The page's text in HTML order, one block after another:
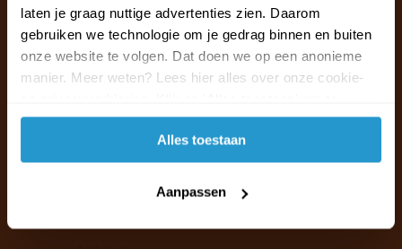
laten je graag nuttige advertenties zien. Daarom
gebruiken we technologie om je gedrag binnen en buiten
onze website te volgen. Dat doen we op een anonieme
manier. Meer weten? Lees hier alles over onze cookie-
accepteren.
Alles toestaan
Aanpassen
Ma t/m vr van 09:30 - 16:00 telefonisch
+31 (0)13 785 62 41